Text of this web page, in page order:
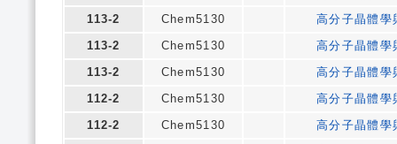
113-2
Chem5130
高分子晶體學
113-2
Chem5130
高分子晶體學
113-2
Chem5130
高分子晶體學
112-2
Chem5130
高分子晶體學
112-2
Chem5130
高分子晶體學